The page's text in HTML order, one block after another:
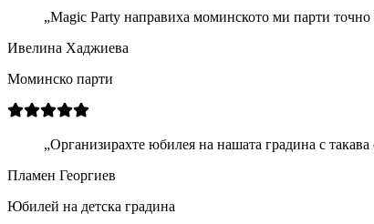
„Magic Party направиха моминското ми парти точно
Ивелина Хаджиева
Моминско парти
„Организирахте юбилея на нашата градина с
Пламен Георгиев
Юбилей на детска градина